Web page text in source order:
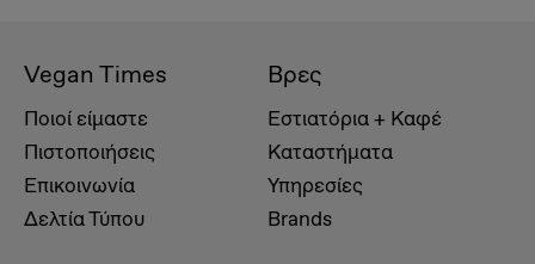
Vegan Times
Ποιοί είμαστε
Πιστοποιήσεις
Επικοινωνία
Δελτία Τύπου
Βρες
Εστιατόρια + Καφέ
Καταστήματα
Υπηρεσίες
Brands